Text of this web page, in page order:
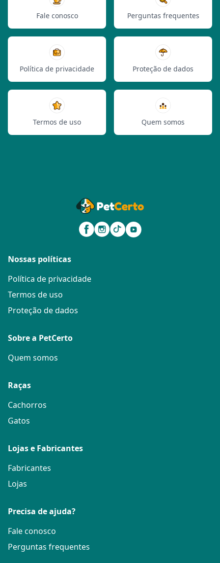
Fale conosco Perguntas frequentes
Política de privacidade Proteção de dados
Termos de uso Quem somos
Nossas políticas
Política de privacidade
Termos de uso
Proteção de dados
Sobre a PetCerto
Quem somos
Raças
Cachorros
Gatos
Lojas e Fabricantes
Fabricantes
Lojas
Precisa de ajuda?
Fale conosco
Perguntas frequentes